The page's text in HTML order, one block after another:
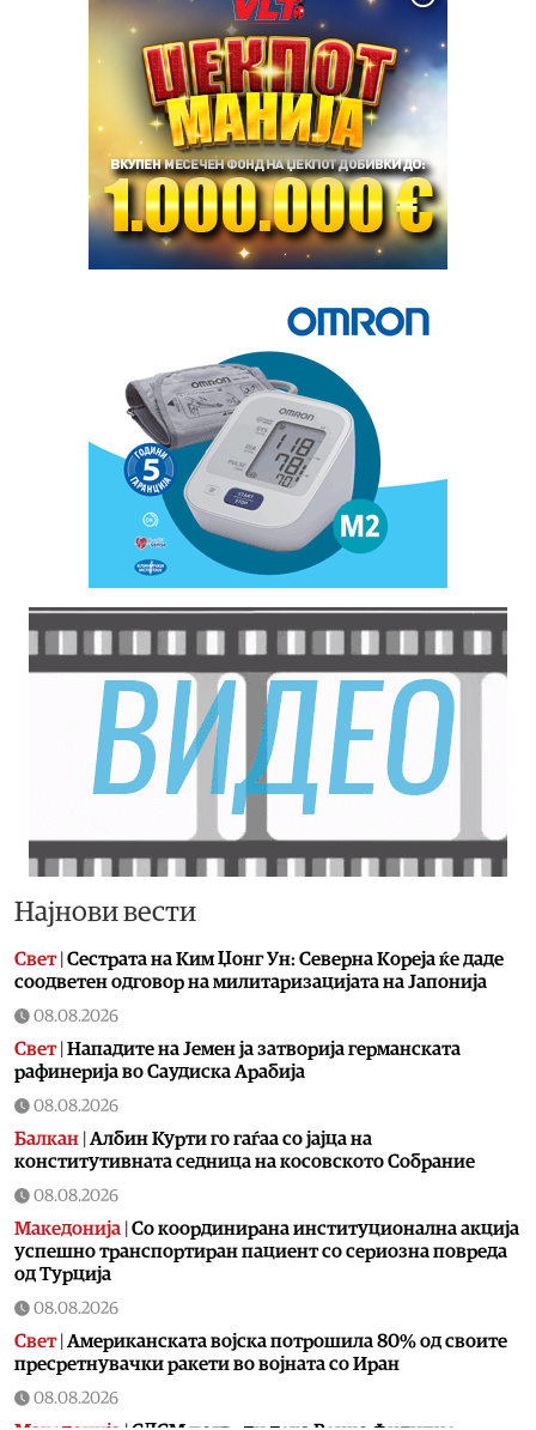
Најнови вести
Свет| Сестрата на Ким Џонг Ун: Cеверна Кореја ќе даде
соодветен одговор на милитаризацијата на Јапонија
08.08.2026
Свет| Нападите на Јемен ја затворија германската
рафинерија во Саудиска Арабија
08.08.2026
Балкан Албин Курти го гаѓаа со јајца на
конститутивната седница на косовското Собрание
08.08.2026
Македонија Со координирана институционална акција
успешно транспортиран пациент со сериозна повреда
од Турција
08.08.2026
Свет| Американската војска потрошила 80% од своите
пресретнувачки ракети во војната со Иран
08.08.2026